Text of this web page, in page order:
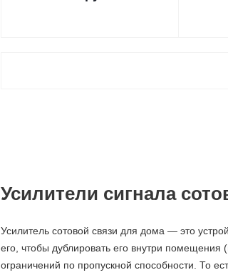
Усилители сигнала
Усилитель сотовой связи для дома — это
его, чтобы дублировать его внутри помещения
ограничений по пропускной способности. То